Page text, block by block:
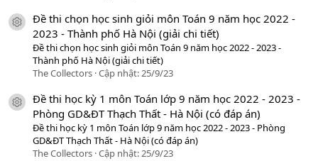
icon tài liệu
Đề thi chọn học sinh giỏi môn Toán 9 năm học 2022 -
2023 - Thành phố Hà Nội (giải chi tiết)
Đề thi chọn học sinh giỏi môn Toán 9 năm học 2022 - 2023 -
Thành phố Hà Nội (giải chi tiết)
The Collectors Cập nhật:25/9/23
icon tài liệu
Đề thi học kỳ 1 môn Toán lớp 9 năm học 2022 - 2023 -
Phòng GD&ĐT Thạch Thất - Hà Nội (có đáp án)
Đề thi học kỳ 1 môn Toán lớp 9 năm học 2022 - 2023 - Phòng
GD&ĐT Thạch Thất - Hà Nội (có đáp án)
The Collectors Cập nhật:25/9/23